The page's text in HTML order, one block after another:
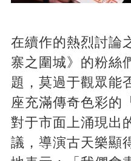
在續作的熱烈討論
寨之圍城》的粉絲
題，莫過于觀眾能
座充滿傳奇色彩的
對于市面上涌現出
議，導演古天樂顯